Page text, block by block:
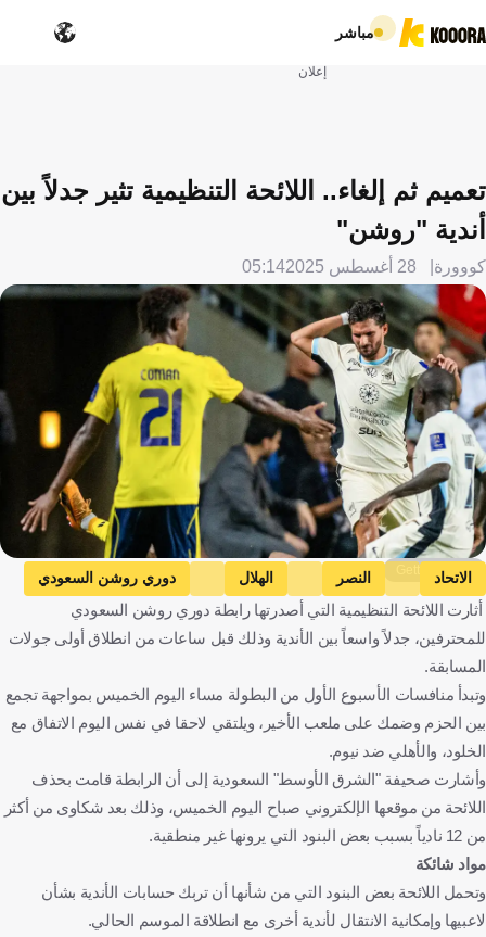
مباشر
إعلان
تعميم ثم إلغاء.. اللائحة التنظيمية تثير جدلاً بين
أندية "روشن"
كووورة 28 أغسطس 2025 05:14
Getty Images
الاتحاد النصر الهلال
دوري روشن السعودي
المملكة العربية السعودية
كرة قدم
أثارت اللائحة التنظيمية التي أصدرتها رابطة دوري روشن السعودي
للمحترفين، جدلاً واسعاً بين الأندية وذلك قبل ساعات من انطلاق أولى جولات
المسابقة.
وتبدأ منافسات الأسبوع الأول من البطولة مساء اليوم الخميس بمواجهة تجمع
بين الحزم وضمك على ملعب الأخير، ويلتقي لاحقا في نفس اليوم الاتفاق مع
الخلود، والأهلي ضد نيوم.
وأشارت صحيفة "الشرق الأوسط" السعودية إلى أن الرابطة قامت بحذف
اللائحة من موقعها الإلكتروني صباح اليوم الخميس، وذلك بعد شكاوى من أكثر
من 12 نادياً بسبب بعض البنود التي يرونها غير منطقية.
مواد شائكة
وتحمل اللائحة بعض البنود التي من شأنها أن تربك حسابات الأندية بشأن
لاعبيها وإمكانية الانتقال لأندية أخرى مع انطلاقة الموسم الحالي.